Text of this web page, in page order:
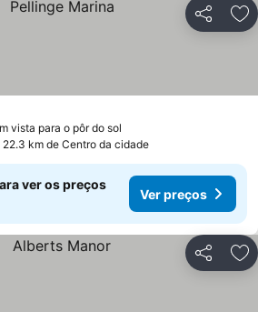
Partilhar
vista para o pôr do sol
22.3 km de Centro da cidade
ver os preços
Ver preços
Partilhar